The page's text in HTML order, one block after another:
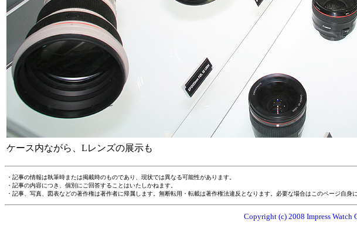
ケース内ながら、Lレンズの展示も
・記事の情報は執筆時または掲載時のものであり、現状では異なる可能性があります。
・記事の内容につき、個別にご回答することはいたしかねます。
・記事、写真、図表などの著作権は著作者に帰属します。無断転用・転載は著作権法違反となります。必要な場合はこのページ自
Copyright (c) 2008 Impress Watch